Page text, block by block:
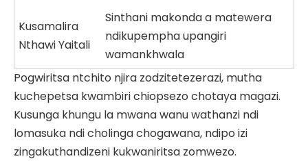
Kusamalira
Nthawi Yaitali
Sinthani makonda a matewera
ndikupempha upangiri
wamankhwala
Pogwiritsa ntchito njira zodzitetezerazi, mutha
kuchepetsa kwambiri chiopsezo chotaya magazi.
Kusunga khungu la mwana wanu wathanzi ndi
lomasuka ndi cholinga chogawana, ndipo izi
zingakuthandizeni kukwaniritsa zomwezo.